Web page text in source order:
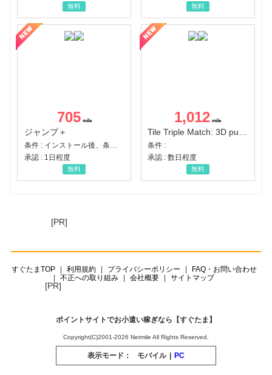
無料 無料
705
ジャンプ＋
承認 : 1日程度
無料
1,012
条件 :
承認 : 数日程度
無料
[PR]
すぐたまTOP 利用規約 プライバシーポリシー
FAQ・お問い合わせ
不正への取り組み
会社概要 サイトマップ
[PR]
ポイントサイトでお小遣い稼ぎなら【すぐたま】
Copyright(C)2001-2026 Netmile All Rights Reserved.
表示モード： モバイル | PC